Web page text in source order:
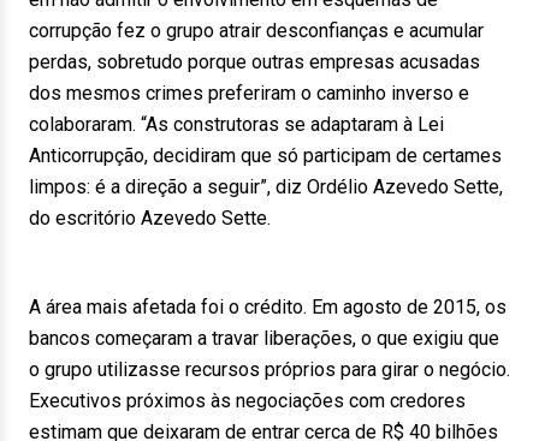
corrupção fez o grupo atrair desconfianças e acumular
perdas, sobretudo porque outras empresas acusadas
dos mesmos crimes preferiram o caminho inverso e
colaboraram. “As construtoras se adaptaram à Lei
Anticorrupção, decidiram que só participam de certames
limpos: é a direção a seguir”, diz Ordélio Azevedo Sette,
do escritório Azevedo Sette.
A área mais afetada foi o crédito. Em agosto de 2015, os
bancos começaram a travar liberações, o que exigiu que
o grupo utilizasse recursos próprios para girar o negócio.
Executivos próximos às negociações com credores
estimam que deixaram de entrar cerca de R$ 40 bilhões